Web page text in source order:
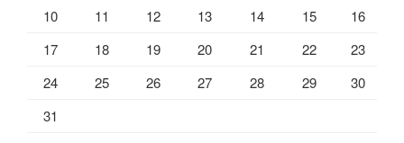
10 11 12 13 14 15
16
17
18 19 20 21 22
23
24
25 26 27 28 29
30
31